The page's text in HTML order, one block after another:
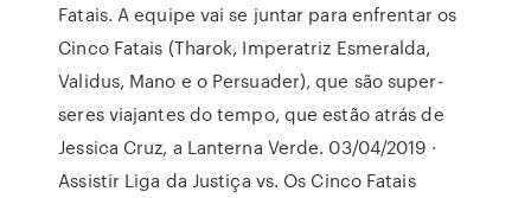
Fatais. A equipe vai se juntar para enfrentar os
Cinco Fatais (Tharok, Imperatriz Esmeralda,
Validus, Mano e o Persuader), que são super-
seres viajantes do tempo, que estão atrás de
Jessica Cruz, a Lanterna Verde. 03/04/2019 ·
Assistir Liga da Justiça vs. Os Cinco Fatais